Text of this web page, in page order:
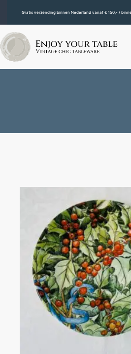
Gratis verzending binnen Nederland vanaf € 150,- /